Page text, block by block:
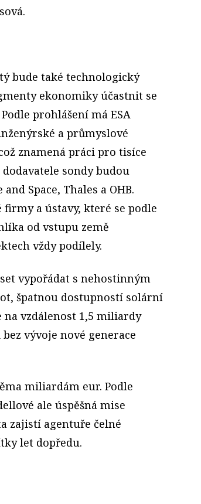
bude také technologický
ekonomiky účastnit se
prohlášení má ESA
a průmyslové
znamená práci pro tisíce
sondy budou
Space, Thales a OHB.
a ústavy, které se podle
od vstupu země
vždy podílely.
vypořádat s nehostinným
špatnou dostupností solární
vzdálenost 1,5 miliardy
vývoje nové generace
miliardám eur. Podle
ale úspěšná mise
zajistí agentuře čelné
let dopředu.